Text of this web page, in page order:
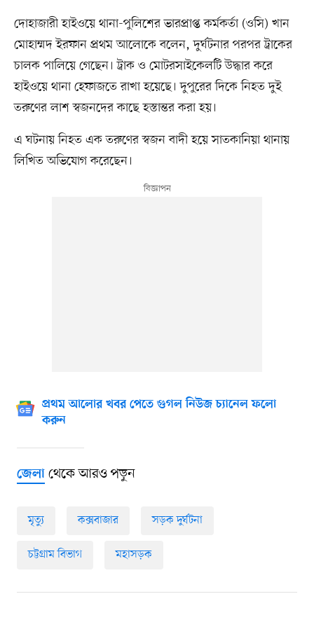
দোহাজারী হাইওয়ে থানা-পুলিশের ভারপ্রাপ্ত কর্মকর্তা (ওসি) খান
মোহাম্মদ ইরফান প্রথম আলোকে বলেন, দুর্ঘটনার পরপর ট্রাকের
চালক পালিয়ে গেছেন। ট্রাক ও মোটরসাইকেলটি উদ্ধার করে
হাইওয়ে থানা হেফাজতে রাখা হয়েছে। দুপুরের দিকে নিহত দুই
তরুণের লাশ স্বজনদের কাছে হস্তান্তর করা হয়।
এ ঘটনায় নিহত এক তরুণের স্বজন বাদী হয়ে সাতকানিয়া থানায়
লিখিত অভিযোগ করেছেন।
প্রথম আলোর খবর পেতে গুগল নিউজ চ্যানেল ফলো
করুন
জেলাথেকে আরও পড়ুন
মৃত্যু কক্সবাজার সড়ক দুর্ঘটনা
চট্টগ্রাম বিভাগ মহাসড়ক